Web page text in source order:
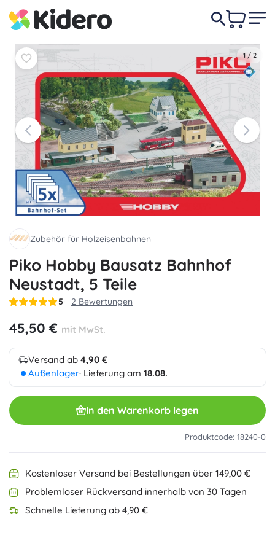
1/ 2
Zubehör für Holzeisenbahnen
Piko Hobby Bausatz Bahnhof
Neustadt, 5 Teile
5 2 Bewertungen
45,50 € mit MwSt.
Versand ab 4,90 €
Außenlager· Lieferung am 18.08.
In den Warenkorb legen
Produktcode: 18240-0
Kostenloser Versand bei Bestellungen über 149,00 €
Problemloser Rückversand innerhalb von 30 Tagen
Schnelle Lieferung ab 4,90 €
45,50 €
In den